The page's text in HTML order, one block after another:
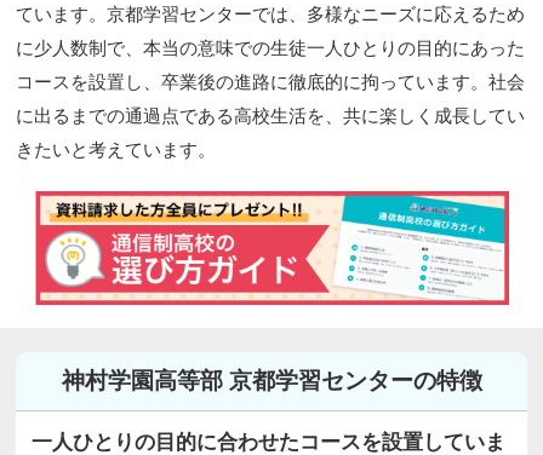
ています。京都学習センターでは、多様なニーズに応えるため
に少人数制で、本当の意味での生徒一人ひとりの目的にあった
コースを設置し、卒業後の進路に徹底的に拘っています。社会
に出るまでの通過点である高校生活を、共に楽しく成長してい
きたいと考えています。
神村学園高等部 京都学習センターの特徴
一人ひとりの目的に合わせたコースを設置していま